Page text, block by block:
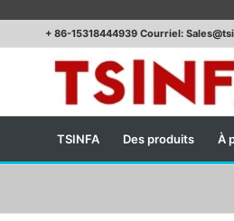
+ 86-15318444939 Courriel:
TSINFA Des produits À